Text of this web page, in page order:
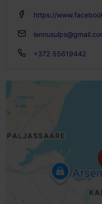
https://
+372 55619442